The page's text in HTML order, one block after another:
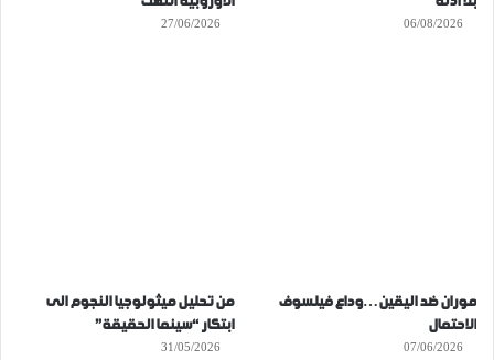
06/08/2026
27/06/2026
موران ضد اليقين…وداع فيلسوف
الاحتمال
07/06/2026
من تحليل ميثولوجيا النجوم الى
ابتكار “سينما الحقيقة”
31/05/2026